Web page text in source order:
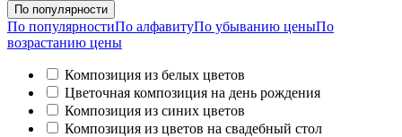
По популярности
По популярностиПо алфавитуПо убыванию ценыПо
возрастанию цены
Композиция из белых цветов
Цветочная композиция на день рождения
Композиция из синих цветов
Композиция из цветов на свадебный стол